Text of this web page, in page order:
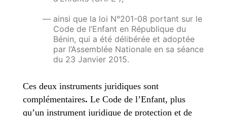
ainsi que la loi N°201-08 portant sur le
Code de l’Enfant en République du
Bénin, qui a été délibérée et adoptée
par l’Assemblée Nationale en sa séance
du 23 Janvier 2015.
Ces deux instruments juridiques sont
complémentaires. Le Code de l’Enfant, plus
qu’un instrument juridique de protection et de